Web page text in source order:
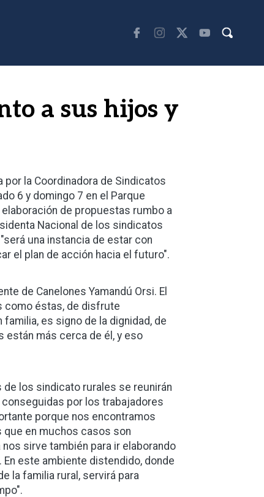
a sus hijos y
la Coordinadora de Sindicatos
6 y domingo 7 en el Parque
de propuestas rumbo a
Nacional de los sindicatos
una instancia de estar con
el plan de acción hacia el futuro".
de Canelones Yamandú Orsi. El
como éstas, de disfrute
es signo de la dignidad, de
están más cerca de él, y eso
los sindicato rurales se reunirán
por los trabajadores
porque nos encontramos
que en muchos casos son
sirve también para ir elaborando
este ambiente distendido, donde
la familia rural, servirá para